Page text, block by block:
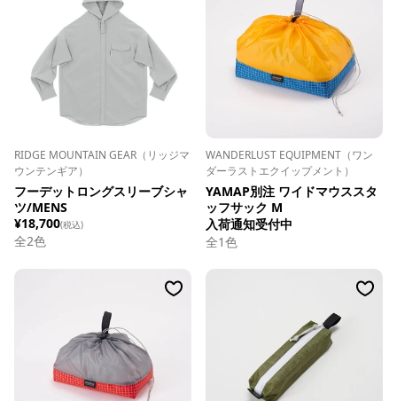
RIDGE MOUNTAIN GEAR（リッジマ
ウンテンギア）
フーデットロングスリーブシャ
ツ/MENS
¥18,700(税込)
全2色
WANDERLUST EQUIPMENT（ワン
ダーラストエクイップメント）
YAMAP別注 ワイドマウススタ
ッフサック M
入荷通知受付中
全1色